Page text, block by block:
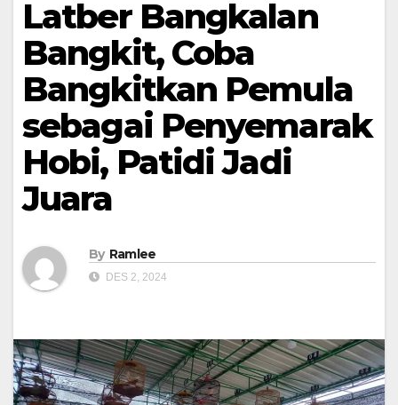
Latber Bangkalan
Bangkit, Coba
Bangkitkan Pemula
sebagai Penyemarak
Hobi, Patidi Jadi
Juara
By Ramlee
DES 2, 2024